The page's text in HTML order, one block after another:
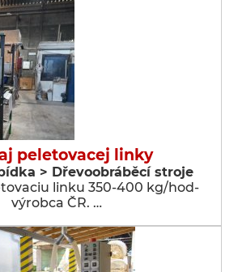
peletovacej linky
> Dřevoobráběcí stroje
linku 350-400 kg/hod-
výrobca ČR. …